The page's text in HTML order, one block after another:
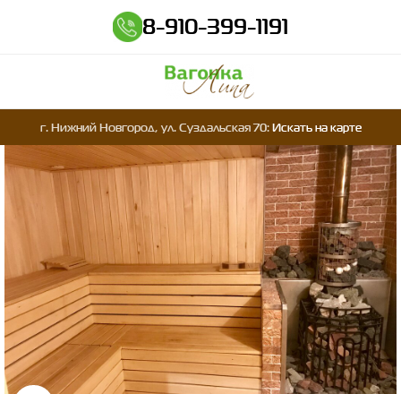
8-910-399-1191
г. Нижний Новгород, ул. Суздальская 70:Искать на карте